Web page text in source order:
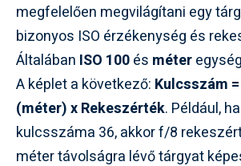
megfelelően megvilágítani egy
bizonyos ISO érzékenység és
Általában ISO 100és méter
A képlet a következő: Kulcsszám
(méter) x Rekeszérték. Például,
kulcsszáma 36, akkor f/8
méter távolságra lévő tárgyat